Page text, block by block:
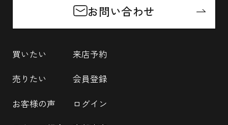
お問い合わせ
買いたい
売りたい
お客様の声
来店予約
会員登録
ログイン